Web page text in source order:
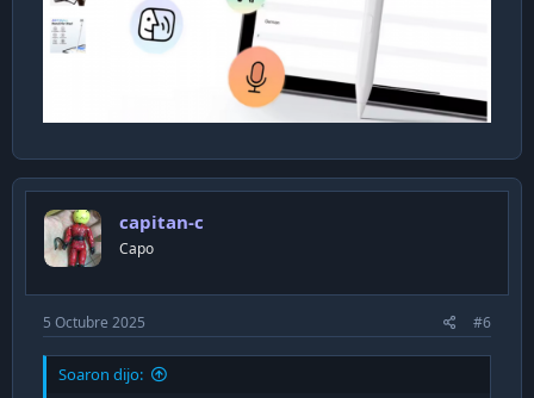
capitan-c
Capo
5 Octubre 2025 #6
Soaron dijo: